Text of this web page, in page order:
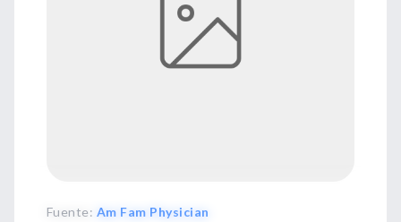
Fuente: Am Fam Physician